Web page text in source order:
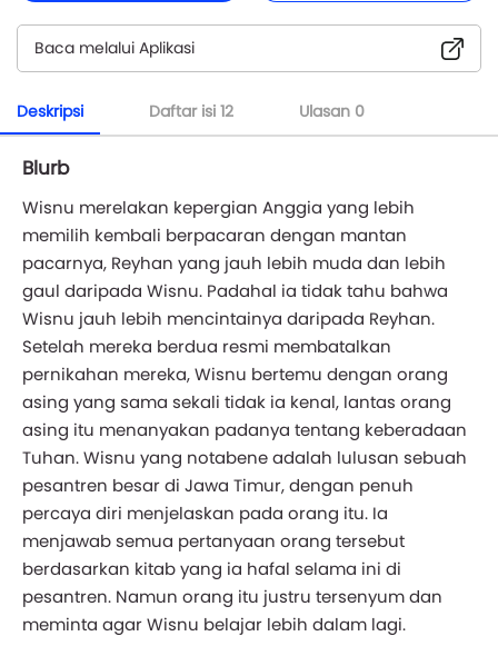
Baca melalui Aplikasi
Deskripsi Daftar isi 12 Ulasan 0
Blurb
Wisnu merelakan kepergian Anggia yang lebih
memilih kembali berpacaran dengan mantan
pacarnya, Reyhan yang jauh lebih muda dan lebih
gaul daripada Wisnu. Padahal ia tidak tahu bahwa
Wisnu jauh lebih mencintainya daripada Reyhan.
Setelah mereka berdua resmi membatalkan
pernikahan mereka, Wisnu bertemu dengan orang
asing yang sama sekali tidak ia kenal, lantas orang
asing itu menanyakan padanya tentang keberadaan
Tuhan. Wisnu yang notabene adalah lulusan sebuah
pesantren besar di Jawa Timur, dengan penuh
percaya diri menjelaskan pada orang itu. Ia
menjawab semua pertanyaan orang tersebut
berdasarkan kitab yang ia hafal selama ini di
pesantren. Namun orang itu justru tersenyum dan
meminta agar Wisnu belajar lebih dalam lagi.